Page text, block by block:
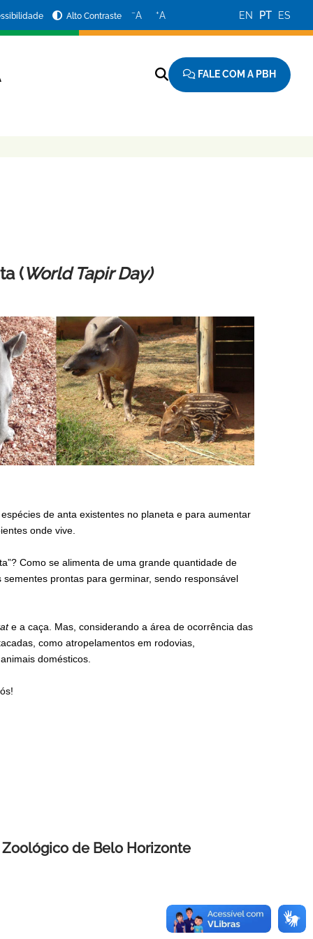
Alto Contraste −A +A EN PT ES
FALE COM A PBH
(World Tapir Day)
de anta existentes no planeta e para aumentar
onde vive.
Como se alimenta de uma grande quantidade de
prontas para germinar, sendo responsável
e a caça. Mas, considerando a área de ocorrência das
como atropelamentos em rodovias,
domésticos.
de Belo Horizonte